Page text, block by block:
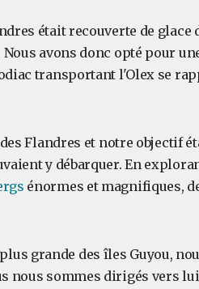
était recouverte de glace
avons donc opté pour
transportant l'Olex se
Flandres et notre objectif
y débarquer. En
énormes et magnifiques,
grande des îles Guyou,
nous sommes dirigés vers